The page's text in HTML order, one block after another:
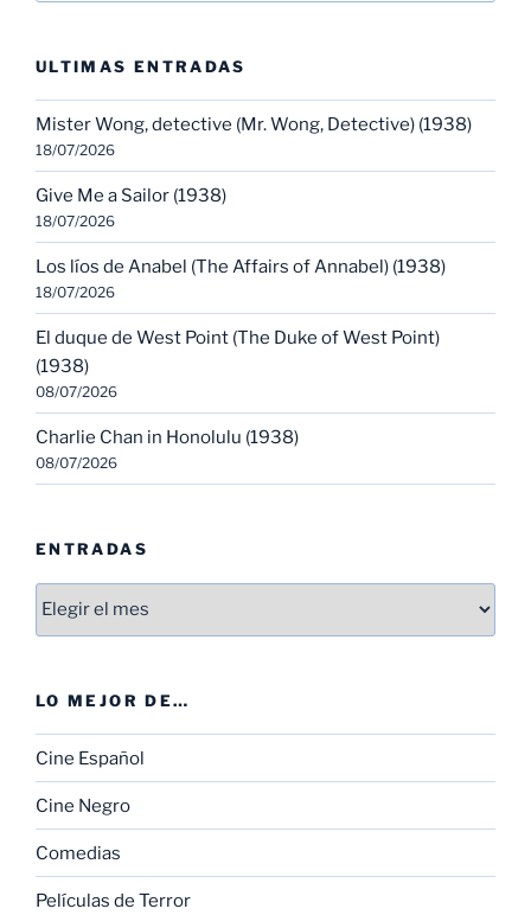
ULTIMAS ENTRADAS
Mister Wong, detective (Mr. Wong, Detective) (1938)
18/07/2026
Give Me a Sailor (1938)
18/07/2026
Los líos de Anabel (The Affairs of Annabel) (1938)
18/07/2026
El duque de West Point (The Duke of West Point)
(1938)
08/07/2026
Charlie Chan in Honolulu (1938)
08/07/2026
ENTRADAS
Entradas
LO MEJOR DE…
Cine Español
Cine Negro
Comedias
Películas de Terror